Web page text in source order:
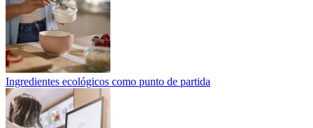
Ingredientes ecológicos como punto de partida